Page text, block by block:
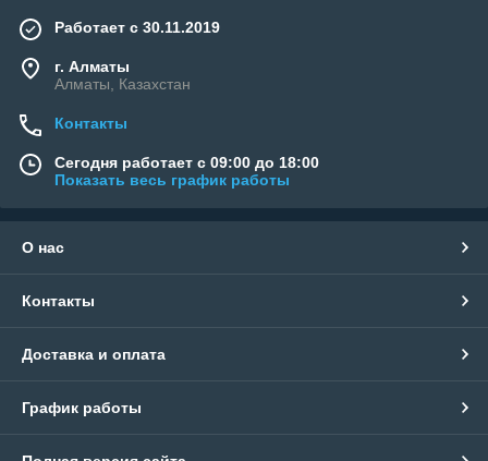
Работает с 30.11.2019
г. Алматы
Алматы, Казахстан
Контакты
Сегодня работает с 09:00 до 18:00
Показать весь график работы
О нас
Контакты
Доставка и оплата
График работы